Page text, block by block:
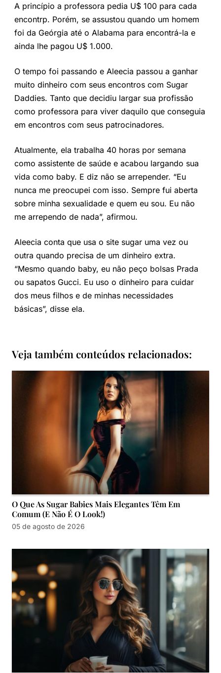
A princípio a professora pedia U$ 100 para cada
encontrp. Porém, se assustou quando um homem
foi da Geórgia até o Alabama para encontrá-la e
ainda lhe pagou U$ 1.000.
O tempo foi passando e Aleecia passou a ganhar
muito dinheiro com seus encontros com Sugar
Daddies. Tanto que decidiu largar sua profissão
como professora para viver daquilo que conseguia
em encontros com seus patrocinadores.
Atualmente, ela trabalha 40 horas por semana
como assistente de saúde e acabou largando sua
vida como baby. E diz não se arrepender. “Eu
nunca me preocupei com isso. Sempre fui aberta
sobre minha sexualidade e quem eu sou. Eu não
me arrependo de nada”, afirmou.
Aleecia conta que usa o site sugar uma vez ou
outra quando precisa de um dinheiro extra.
“Mesmo quando baby, eu não peço bolsas Prada
ou sapatos Gucci. Eu uso o dinheiro para cuidar
dos meus filhos e de minhas necessidades
básicas”, disse ela.
Veja também conteúdos relacionados:
O Que As Sugar Babies Mais Elegantes Têm Em
Comum (e Não É O Look!)
05 de agosto de 2026